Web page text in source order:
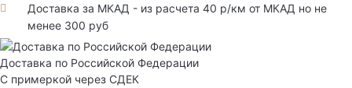
Доставка за МКАД - из расчета 40 р/км от МКАД но не
менее 300 руб
Доставка по Российской Федерации
С примеркой через СДЕК